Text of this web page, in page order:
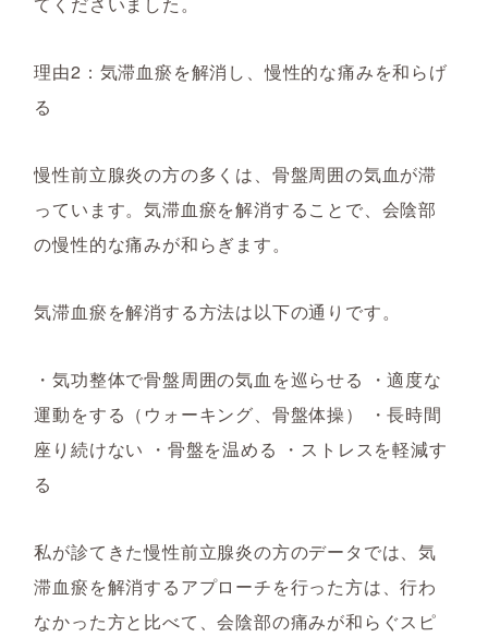
理由2：気滞血瘀を解消し、慢性的な痛みを和らげ
る
慢性前立腺炎の方の多くは、骨盤周囲の気血が滞
っています。気滞血瘀を解消することで、会陰部
の慢性的な痛みが和らぎます。
気滞血瘀を解消する方法は以下の通りです。
・気功整体で骨盤周囲の気血を巡らせる ・適度な
運動をする（ウォーキング、骨盤体操） ・長時間
座り続けない ・骨盤を温める ・ストレスを軽減す
る
私が診てきた慢性前立腺炎の方のデータでは、気
滞血瘀を解消するアプローチを行った方は、行わ
なかった方と比べて、会陰部の痛みが和らぐスピ